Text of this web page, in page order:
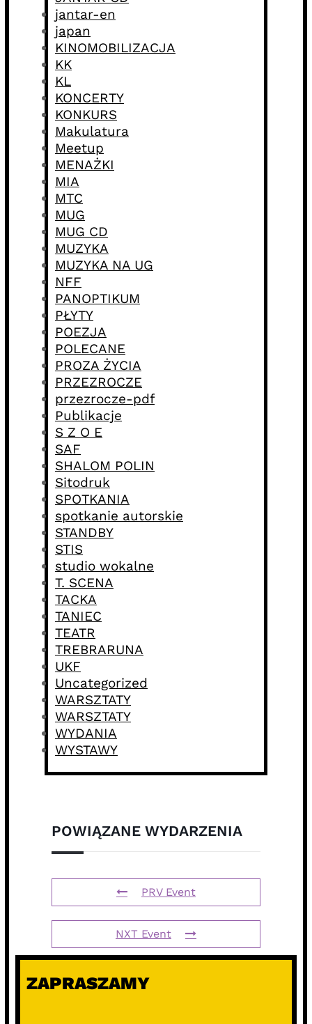
jantar-en
japan
KINOMOBILIZACJA
KK
KL
KONCERTY
KONKURS
Makulatura
Meetup
MENAŻKI
MIA
MTC
MUG
MUG CD
MUZYKA
MUZYKA NA UG
NFF
PANOPTIKUM
PŁYTY
POEZJA
POLECANE
PROZA ŻYCIA
PRZEZROCZE
przezrocze-pdf
Publikacje
S Z O E
SAF
SHALOM POLIN
Sitodruk
SPOTKANIA
spotkanie autorskie
STANDBY
STIS
studio wokalne
T. SCENA
TACKA
TANIEC
TEATR
TREBRARUNA
UKF
Uncategorized
WARSZTATY
WARSZTATY
WYDANIA
WYSTAWY
POWIĄZANE WYDARZENIA
PRV Event
NXT Event
ZAPRASZAMY